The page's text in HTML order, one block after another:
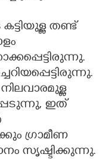
തണ്ട്
ഇത്
ഗ്രാമീണ
സൃഷ്ടിക്കുന്നു.